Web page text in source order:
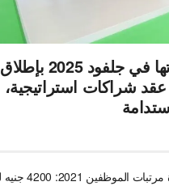
أغذية تُعزز ريادتها في جلفود 2025 بإطلاق
شراكات استراتيجية،
2021: 4200 جنيه للدرجة الأولى